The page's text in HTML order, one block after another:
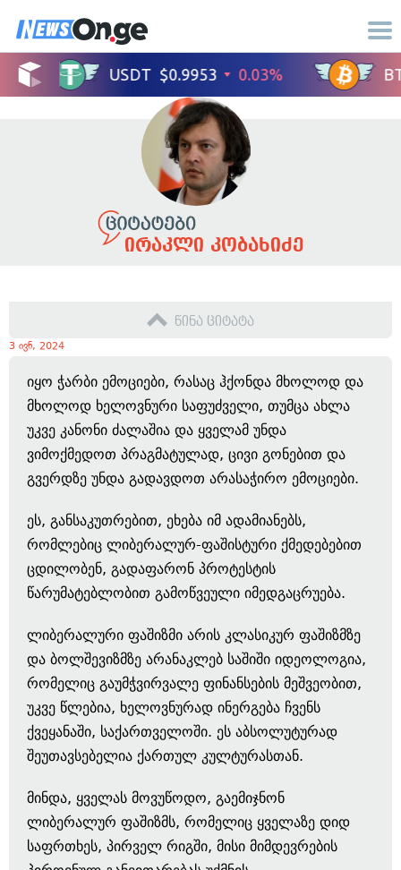
ირაკლი კობახიძე
წინა ციტატა
3 ივნ, 2024
იყო ჭარბი ემოციები, რასაც ჰქონდა მხოლოდ და
მხოლოდ ხელოვნური საფუძველი, თუმცა ახლა
უკვე კანონი ძალაშია და ყველამ უნდა
ვიმოქმედოთ პრაგმატულად, ცივი გონებით და
გვერდზე უნდა გადავდოთ არასაჭირო ემოციები.
ეს, განსაკუთრებით, ეხება იმ ადამიანებს,
რომლებიც ლიბერალურ-ფაშისტური ქმედებებით
ცდილობენ, გადაფარონ პროტესტის
წარუმატებლობით გამოწვეული იმედგაცრუება.
ლიბერალური ფაშიზმი არის კლასიკურ ფაშიზმზე
და ბოლშევიზმზე არანაკლებ საშიში იდეოლოგია,
რომელიც გაუმჭვირვალე ფინანსების მეშვეობით,
უკვე წლებია, ხელოვნურად ინერგება ჩვენს
ქვეყანაში, საქართველოში. ეს აბსოლუტურად
შეუთავსებელია ქართულ კულტურასთან.
მინდა, ყველას მოვუწოდო, გაემიჯნონ
ლიბერალურ ფაშიზმს, რომელიც ყველაზე დიდ
საფრთხეს, პირველ რიგში, მისი მიმდევრების